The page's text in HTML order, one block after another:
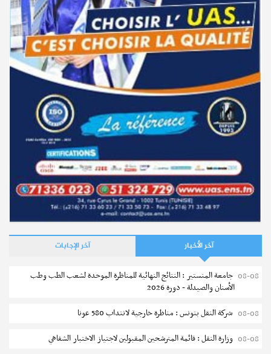
آخر الأخبار آخر الإجابات
08-08 جامعة المنستير : النتائج النهائية للمناظرة الموحدة لشعب الطب وطب
الأسنان والصيدلة - دورة 2026
08-08 شركة النقل بتونس : مناظرة خارجية لانتداب 580 عونا
08-08 وزارة النقل : قائمة المترشحين المقبولين لاجتياز الاختبار الشفاهي